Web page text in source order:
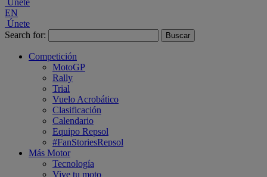
Únete
EN
Únete
Search for:
Competición
MotoGP
Rally
Trial
Vuelo Acrobático
Clasificación
Calendario
Equipo Repsol
#FanStoriesRepsol
Más Motor
Tecnología
Vive tu moto